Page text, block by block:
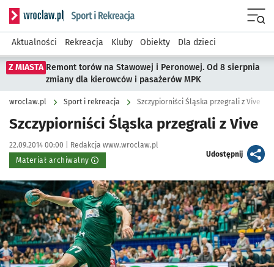
Serwis informacyjny wroclaw.pl podserwis: Sport i rekreacja
Aktualności Rekreacja Kluby Obiekty Dla dzieci
Z MIASTA Remont torów na Stawowej i Peronowej. Od 8 sierpnia
zmiany dla kierowców i pasażerów MPK
wroclaw.pl Sport i rekreacja Szczypiorniści Śląska przegrali z Vive
Szczypiorniści Śląska przegrali z Vive
Data publikacji:
22.09.2014 00:00 | Autor:
Redakcja www.wroclaw.pl
Materiał archiwalny
Udostępnijartykuł
Kliknij, aby powiększyć